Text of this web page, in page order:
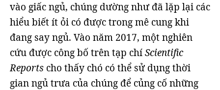
vào giấc ngủ, chúng dường như đã lặp lại các
hiểu biết ít ỏi có được trong mê cung khi
đang say ngủ. Vào năm 2017, một nghiên
cứu được công bố trên tạp chíScientific
Reports cho thấy chó có thể sử dụng thời
gian ngủ trưa của chúng để củng cố những